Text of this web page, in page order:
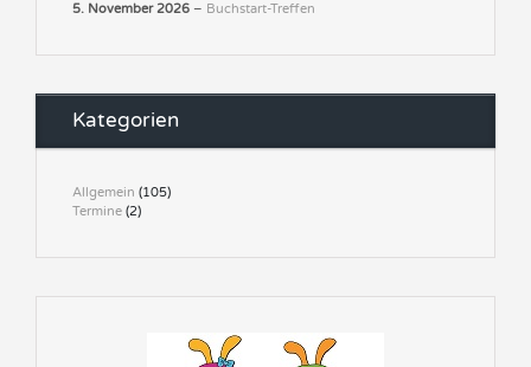
5. November 2026 – Buchstart-Treffen
Kategorien
Allgemein (105)
Termine (2)